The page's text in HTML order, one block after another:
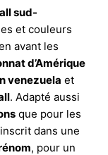
sud-
et couleurs
avant les
d’Amérique
venezuela et
. Adapté aussi
que pour les
dans une
, pour un